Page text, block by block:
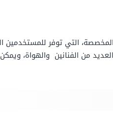
التي توفر للمستخدمين
من الفنانين والهواة،